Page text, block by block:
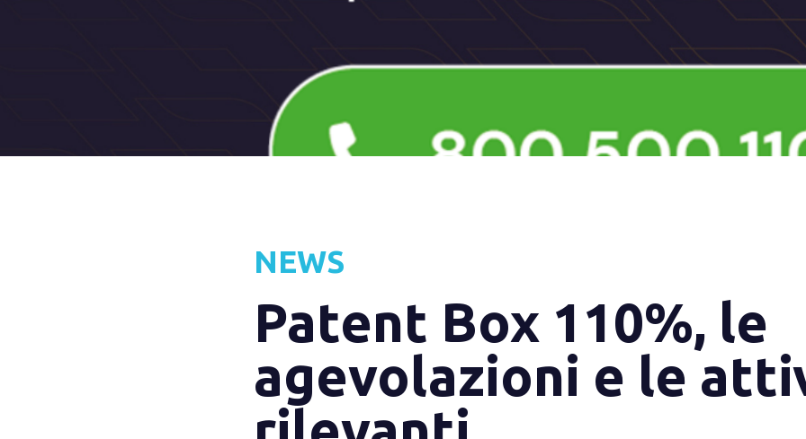
NEWS
Patent Box 110%, le
agevolazioni e le